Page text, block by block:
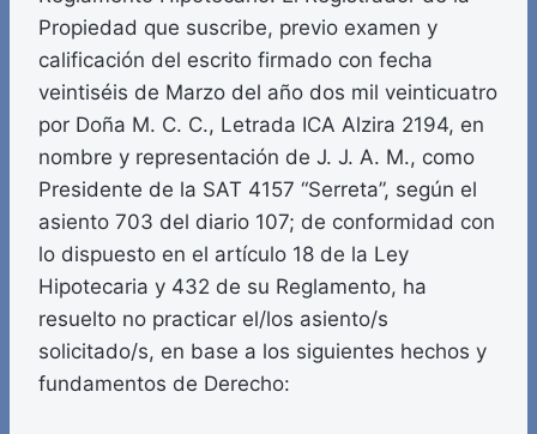
Propiedad que suscribe, previo examen y
calificación del escrito firmado con fecha
veintiséis de Marzo del año dos mil veinticuatro
por Doña M. C. C., Letrada ICA Alzira 2194, en
nombre y representación de J. J. A. M., como
Presidente de la SAT 4157 “Serreta”, según el
asiento 703 del diario 107; de conformidad con
lo dispuesto en el artículo 18 de la Ley
Hipotecaria y 432 de su Reglamento, ha
resuelto no practicar el/los asiento/s
solicitado/s, en base a los siguientes hechos y
fundamentos de Derecho: